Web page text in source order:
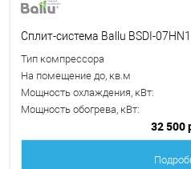
Сплит-система Ballu BSDI-07HN1
Тип компрессора
На помещение до, кв.м
Мощность охлаждения, кВт:
Мощность обогрева, кВт:
32 500